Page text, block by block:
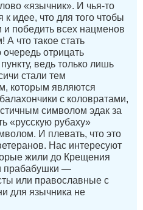
«язычник». И чья-то
идее, что для того чтобы
победить всех нацменов
А что такое стать
отрицать
ведь только лишь
стали тем
которым являются
с коловратами,
символом эдак за
«русскую рубаху»
И плевать, что это
Нас интересуют
жили до Крещения
прабабушки —
или православные с
для язычника не